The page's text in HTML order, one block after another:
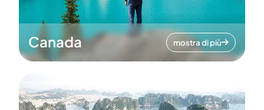
Canada mostra di più